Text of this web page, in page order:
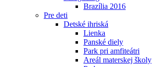
Brazília 2016
Pre deti
Detské ihriská
Lienka
Panské diely
Park pri amfiteátri
Areál materskej školy